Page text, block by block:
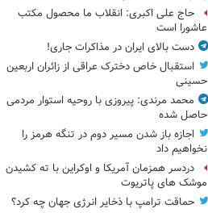
حاج علی اکبری: انقلاب ما محصول مکتب
عاشورا است
دست بالای ایران در مذاکرات جاری!
استقبال خاص دخترک عراقی از زائران اربعین
حسینی
محمد مرندی: پیروزی با روحیه استوار مردمی
حاصل شده
اجازه باز شدن مسیر دوم در تنگه هرمز را
نخواهیم داد
دردسر همزمان آمریکا و اوکراین با ته کشیدن
موشک های پاتریوت
حماقت ترامپ با ذخایر انرژی جهان چه کرد؟